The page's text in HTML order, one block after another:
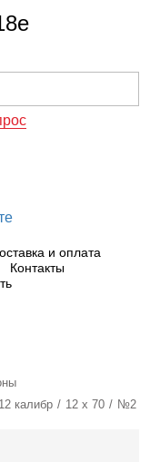
и оплата
Контакты
12 калибр 12 x 70 №2